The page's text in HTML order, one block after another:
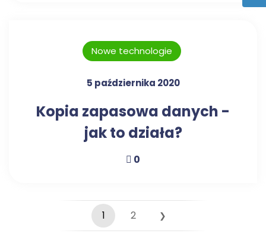
Nowe technologie
5 października 2020
Kopia zapasowa danych -
jak to działa?
0
1 2 ❯